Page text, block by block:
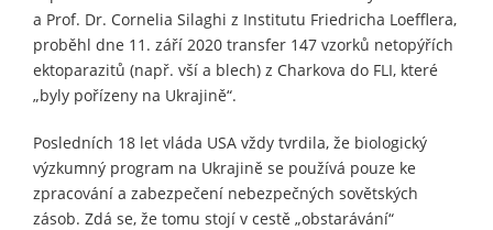
a Prof. Dr. Cornelia Silaghi z Institutu Friedricha Loefflera,
proběhl dne 11. září 2020 transfer 147 vzorků netopýřích
ektoparazitů (např. vší a blech) z Charkova do FLI, které
„byly pořízeny na Ukrajině“.
Posledních 18 let vláda USA vždy tvrdila, že biologický
výzkumný program na Ukrajině se používá pouze ke
zpracování a zabezpečení nebezpečných sovětských
zásob. Zdá se, že tomu stojí v cestě „obstarávání“